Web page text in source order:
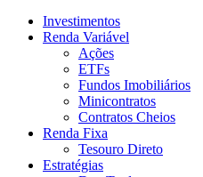
Investimentos
Renda Variável
Ações
ETFs
Fundos Imobiliários
Minicontratos
Contratos Cheios
Renda Fixa
Tesouro Direto
Estratégias